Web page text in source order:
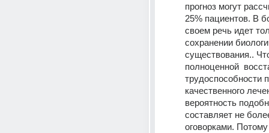
прогноз могут
25% пациентов. В
своем речь идет
сохранении
существования..
полноценной
трудоспособности
качественного
вероятность
составляет не
оговорками.